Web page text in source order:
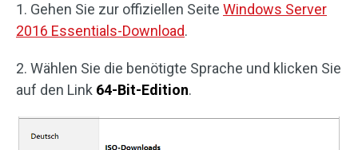
1. Gehen Sie zur offiziellen Seite Windows Server
2016 Essentials-Download.
2. Wählen Sie die benötigte Sprache und klicken Sie
auf den Link 64-Bit-Edition.